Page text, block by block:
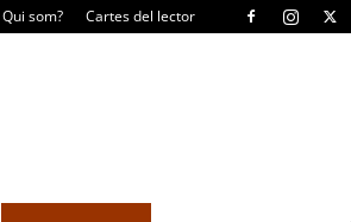
Qui som? Cartes del lector